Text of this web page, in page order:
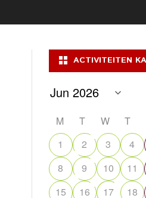
ACTIVITEITEN
M T W T
1
2 3 4
8
9 10 11
15
16 17 18